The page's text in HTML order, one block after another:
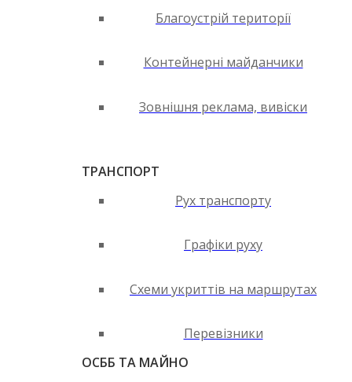
Благоустрій території
Контейнерні майданчики
Зовнішня реклама, вивіски
ТРАНСПОРТ
Рух транспорту
Графіки руху
Схеми укриттів на маршрутах
Перевізники
ОСББ ТА МАЙНО